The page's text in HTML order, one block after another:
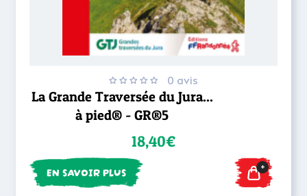
0 avis
La Grande Traversée du Jura...
à pied® - GR®5
18,40€
EN SAVOIR PLUS +